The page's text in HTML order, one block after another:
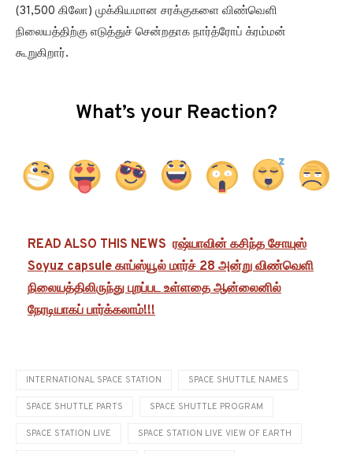
(31,500 கிலோ) முக்கியமான சரக்குகளை விண்வெளி
நிலையத்திற்கு எடுத்துச் சென்றதாக நார்த்ரோப் க்ரம்மன்
கூறுகிறார்.
What’s your Reaction?
READ ALSO THIS NEWS ரஷ்யாவின் கசிந்த சோயுஸ்
Soyuz capsule காப்ஸ்யூல் மார்ச் 28 அன்று விண்வெளி
நிலையத்திலிருந்து புறப்பட உள்ளதை ஆன்லைனில்
நேரடியாகப் பார்க்கலாம்!!!
INTERNATIONAL SPACE STATION SPACE SHUTTLE NAMES
SPACE SHUTTLE PARTS SPACE SHUTTLE PROGRAM
SPACE STATION LIVE SPACE STATION LIVE VIEW OF EARTH